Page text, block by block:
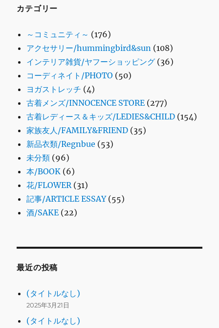
カテゴリー
～コミュニティ～ (176)
アクセサリー/hummingbird&sun (108)
インテリア雑貨/ヤフーショッピング (36)
コーディネイト/PHOTO (50)
ヨガストレッチ (4)
古着メンズ/INNOCENCE STORE (277)
古着レディース＆キッズ/LEDIES&CHILD (154)
家族友人/FAMILY&FRIEND (35)
新品衣類/Regnbue (53)
未分類 (96)
本/BOOK (6)
花/FLOWER(31)
記事/ARTICLE ESSAY(55)
酒/SAKE (22)
最近の投稿
(タイトルなし)
2025年3月21日
(タイトルなし)